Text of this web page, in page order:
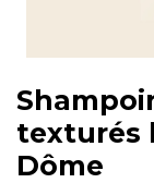
texturés
Dôme